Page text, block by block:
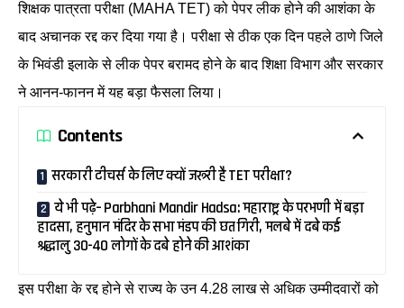
शिक्षक पात्रता परीक्षा (MAHA TET) को पेपर लीक होने की आशंका के
बाद अचानक रद्द कर दिया गया है। परीक्षा से ठीक एक दिन पहले ठाणे जिले
के भिवंडी इलाके से लीक पेपर बरामद होने के बाद शिक्षा विभाग और सरकार
ने आनन-फानन में यह बड़ा फैसला लिया।
Contents
सरकारी टीचर्स के लिए क्यों जरूरी है TET परीक्षा?
ये भी पढ़े– Parbhani Mandir Hadsa: महाराष्ट्र के परभणी में बड़ा
हादसा, हनुमान मंदिर के सभा मंडप की छत गिरी, मलबे में दबे कई
श्रद्धालु 30-40 लोगों के दबे होने की आशंका
इस परीक्षा के रद्द होने से राज्य के उन 4.28 लाख से अधिक उम्मीदवारों को